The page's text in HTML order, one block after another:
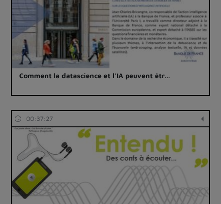
Comment la datascience et l’IA peuvent êtr…
00:37:27